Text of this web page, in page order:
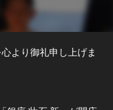
より御礼申し上げま